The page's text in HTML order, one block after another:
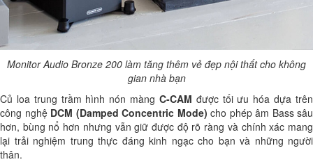
Monitor Audio Bronze 200 làm tăng thêm vẻ đẹp nội thất cho không
gian nhà bạn
Củ loa trung trầm hình nón màng C-CAM được tối ưu hóa dựa trên
công nghệ DCM (Damped Concentric Mode) cho phép âm Bass sâu
hơn, bùng nổ hơn nhưng vẫn giữ được độ rõ ràng và chính xác mang
lại trải nghiệm trung thực đáng kinh ngạc cho bạn và những người
thân.